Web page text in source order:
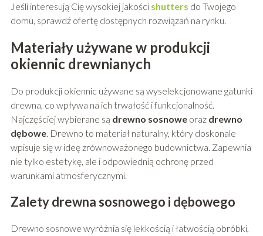
Jeśli interesują Cię wysokiej jakości shutters do Twojego
domu, sprawdź ofertę dostępnych rozwiązań na rynku.
Materiały używane w produkcji
okiennic drewnianych
Do produkcji okiennic używane są wyselekcjonowane gatunki
drewna, co wpływa na ich trwałość i funkcjonalność.
Najczęściej wybierane są drewno sosnoweoraz drewno
dębowe. Drewno to materiał naturalny, który doskonale
wpisuje się w ideę zrównoważonego budownictwa. Zapewnia
nie tylko estetykę, ale i odpowiednią ochronę przed
warunkami atmosferycznymi.
Zalety drewna sosnowego i dębowego
Drewno sosnowe wyróżnia się lekkością i łatwością obróbki,